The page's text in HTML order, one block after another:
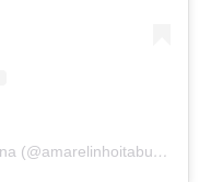
A post shared by Amarelinho Itabuna (@amarelinhoitabuna)